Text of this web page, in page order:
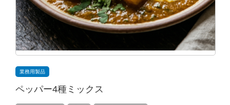
業務用製品
ペッパー4種ミックス